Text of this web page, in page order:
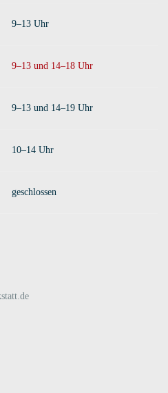
9–13 Uhr
9–13 und 14–18 Uhr
9–13 und 14–19 Uhr
10–14 Uhr
geschlossen